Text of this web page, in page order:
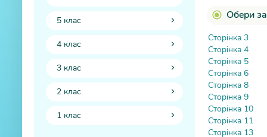
5 клас
4 клас
3 клас
2 клас
1 клас
Обери
Сторінка 3
Сторінка 4
Сторінка 5
Сторінка 6
Сторінка 8
Сторінка 9
Сторінка 10
Сторінка 11
Сторінка 13